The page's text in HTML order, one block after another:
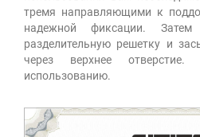
тремя направляющими к
надежной фиксации.
разделительную решетку и
через верхнее
использованию.